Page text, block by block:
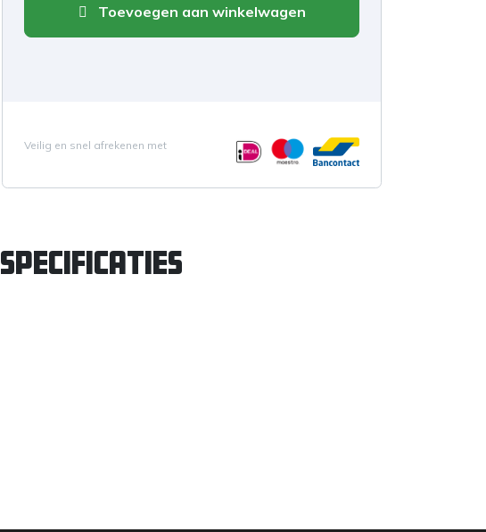
Toevoegen aan winkelwagen
Veilig en snel afrekenen met
Specificaties